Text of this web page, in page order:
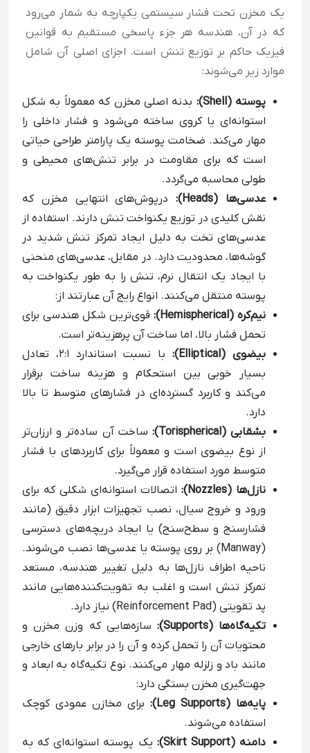
یک مخزن تحت فشار سیستمی یکپارچه به شمار می‌رود
که در آن، هندسه هر جزء پاسخی مستقیم به قوانین
فیزیک حاکم بر توزیع تنش است. اجزای اصلی آن شامل
موارد زیر می‌شوند:
پوسته (Shell):
بدنه اصلی مخزن که معمولاً به شکل
استوانه‌ای یا کروی ساخته می‌شود و فشار داخلی را
مهار می‌کند. ضخامت پوسته یک پارامتر طراحی حیاتی
است که برای مقاومت در برابر تنش‌های محیطی و
طولی محاسبه می‌گردد.
عدسی‌ها (Heads):
درپوش‌های انتهایی مخزن که
نقش کلیدی در توزیع یکنواخت تنش دارند. استفاده از
عدسی‌های تخت به دلیل ایجاد تمرکز تنش شدید در
گوشه‌ها، محدودیت دارد. در مقابل، عدسی‌های منحنی
با ایجاد یک انتقال نرم، تنش را به طور یکنواخت به
پوسته منتقل می‌کنند. انواع رایج آن عبارتند از:
نیم‌کره (Hemispherical):
قوی‌ترین شکل هندسی برای
تحمل فشار بالا، اما ساخت آن پرهزینه‌تر است.
بیضوی (Elliptical):
با نسبت استاندارد 2:1، تعادل
بسیار خوبی بین استحکام و هزینه ساخت برقرار
می‌کند و کاربرد گسترده‌ای در فشارهای متوسط تا بالا
دارد.
بشقابی (Torispherical):
ساخت آن ساده‌تر و ارزان‌تر
از نوع بیضوی است و معمولاً برای کاربردهای با فشار
متوسط مورد استفاده قرار می‌گیرد.
نازل‌ها (Nozzles):
اتصالات استوانه‌ای شکلی که برای
ورود و خروج سیال، نصب تجهیزات ابزار دقیق (مانند
فشارسنج و سطح‌سنج) یا ایجاد دریچه‌های دسترسی
(Manway) بر روی پوسته یا عدسی‌ها نصب می‌شوند.
ناحیه اطراف نازل‌ها به دلیل تغییر هندسه، مستعد
تمرکز تنش است و اغلب به تقویت‌کننده‌هایی مانند
پد تقویتی (Reinforcement Pad) نیاز دارد.
تکیه‌گاه‌ها (Supports):
سازه‌هایی که وزن مخزن و
محتویات آن را تحمل کرده و آن را در برابر بارهای خارجی
مانند باد و زلزله مهار می‌کنند. نوع تکیه‌گاه به ابعاد و
جهت‌گیری مخزن بستگی دارد:
پایه‌ها (Leg Supports):
برای مخازن عمودی کوچک
استفاده می‌شوند.
دامنه‌ (Skirt Support):
یک پوسته استوانه‌ای که به